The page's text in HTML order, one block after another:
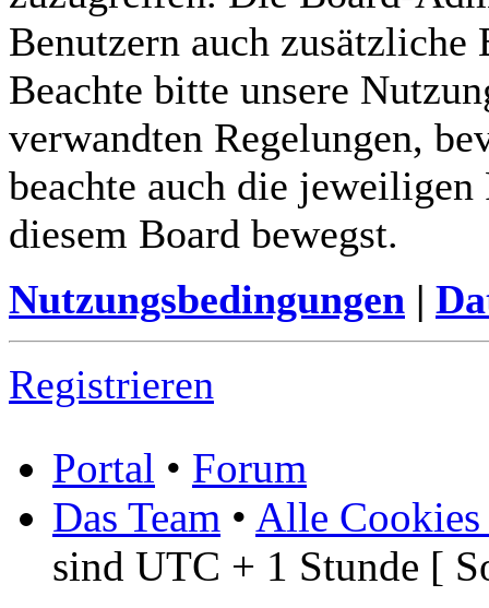
Benutzern auch zusätzliche
Beachte bitte unsere
verwandten Regelungen,
beachte auch die
diesem Board bewegst.
Nutzungsbedingungen |
Registrieren
Portal • Forum
Das Team • Alle Cookies
sind UTC + 1 Stunde [